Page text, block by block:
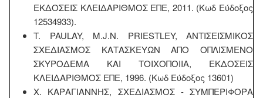
ΕΚΔΟΣΕΙΣ ΚΛΕΙΔΑΡΙΘΜΟΣ ΕΠΕ, 2011. (Κωδ Εύδοξος
12534933).
T. PAULAY, M.J.N. PRIESTLEY, ΑΝΤΙΣΕΙΣΜΙΚΟΣ
ΣΧΕΔΙΑΣΜΟΣ ΚΑΤΑΣΚΕΥΩΝ ΑΠΟ ΟΠΛΙΣΜΕΝΟ
ΣΚΥΡΟΔΕΜΑ ΚΑΙ ΤΟΙΧΟΠΟΙΙΑ, ΕΚΔΟΣΕΙΣ
ΚΛΕΙΔΑΡΙΘΜΟΣ ΕΠΕ, 1996. (Κωδ Εύδοξος 13601)
Χ. ΚΑΡΑΓΙΑΝΝΗΣ, ΣΧΕΔΙΑΣΜΟΣ - ΣΥΜΠΕΡΙΦΟΡΑ